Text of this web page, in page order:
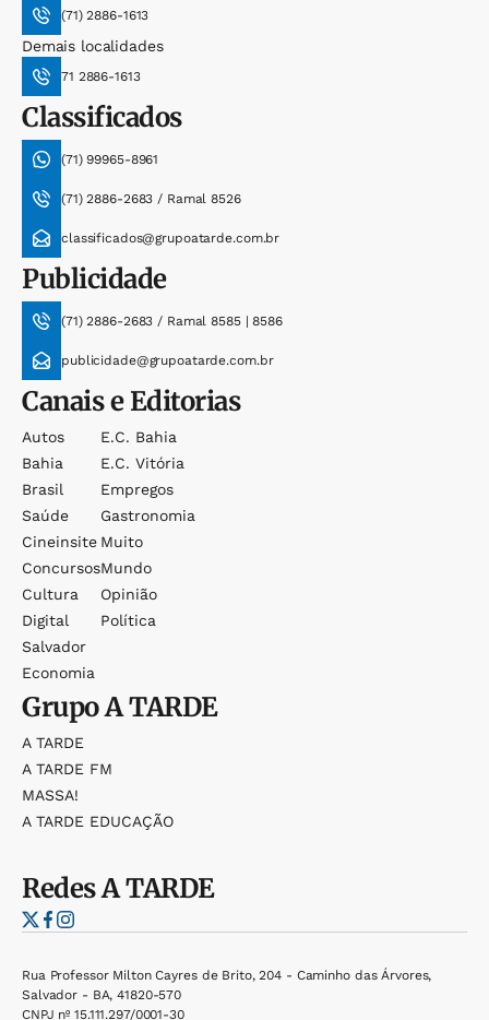
(71) 2886-1613
Demais localidades
71 2886-1613
Classificados
(71) 99965-8961
(71) 2886-2683 / Ramal 8526
classificados@grupoatarde.com.br
Publicidade
(71) 2886-2683 / Ramal 8585 | 8586
publicidade@grupoatarde.com.br
Canais e Editorias
Autos
Bahia
Brasil
Saúde
Cineinsite
Concursos
Cultura
Digital
Salvador
Economia
E.c. Bahia
E.c. Vitória
Empregos
Gastronomia
Muito
Mundo
Opinião
Política
GrupoA TARDE
A TARDE
A TARDE FM
MASSA!
A TARDE EDUCAÇÃO
RedesA TARDE
Rua Professor Milton Cayres de Brito, 204 - Caminho das Árvores,
Salvador - BA, 41820-570
CNPJ nº 15.111.297/0001-30